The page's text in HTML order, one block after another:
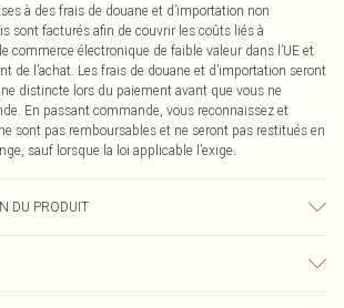
à des frais de douane et d’importation non
sont facturés afin de couvrir les coûts liés à
commerce électronique de faible valeur dans l’UE et
de l’achat. Les frais de douane et d’importation seront
distincte lors du paiement avant que vous ne
En passant commande, vous reconnaissez et
sont pas remboursables et ne seront pas restitués en
sauf lorsque la loi applicable l’exige.
DU PRODUIT